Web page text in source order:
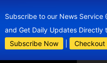
Subscribe to our News Service
and Get Daily Updates Directly
Subscribe Now
Checkout